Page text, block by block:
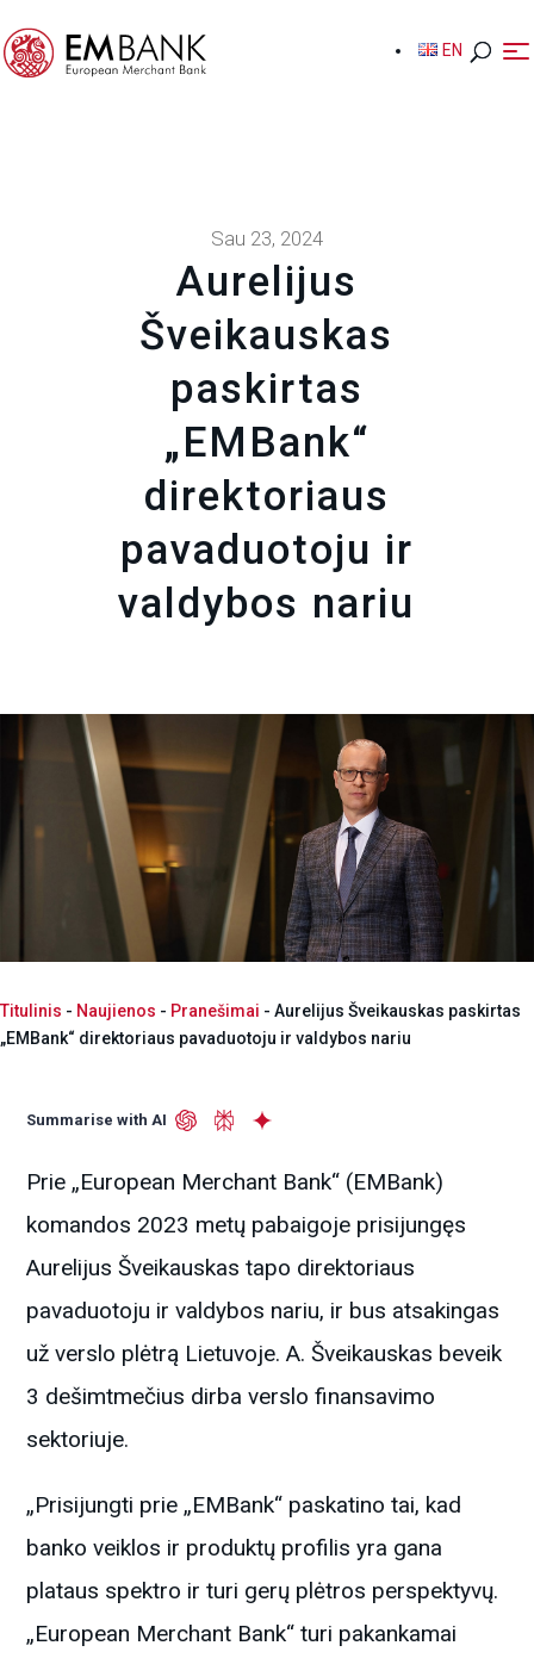
EN
EN
Sau 23, 2024
Aurelijus
Šveikauskas
paskirtas
„EMBank“
direktoriaus
pavaduotoju ir
valdybos nariu
Titulinis - Naujienos - Pranešimai - Aurelijus Šveikauskas paskirtas
„EMBank“ direktoriaus pavaduotoju ir valdybos nariu
Summarise with AI
Prie „European Merchant Bank“ (EMBank)
komandos 2023 metų pabaigoje prisijungęs
Aurelijus Šveikauskas tapo direktoriaus
pavaduotoju ir valdybos nariu, ir bus atsakingas
už verslo plėtrą Lietuvoje. A. Šveikauskas beveik
3 dešimtmečius dirba verslo finansavimo
sektoriuje.
„Prisijungti prie „EMBank“ paskatino tai, kad
banko veiklos ir produktų profilis yra gana
plataus spektro ir turi gerų plėtros perspektyvų.
„European Merchant Bank“ turi pakankamai